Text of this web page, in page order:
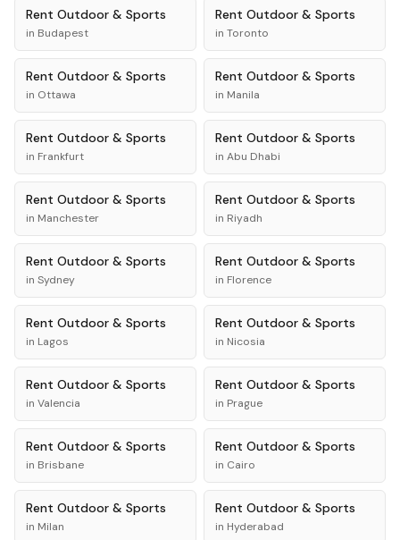
Rent Outdoor & Sports
in Budapest
Rent Outdoor & Sports
in Toronto
Rent Outdoor & Sports
in Ottawa
Rent Outdoor & Sports
in Manila
Rent Outdoor & Sports
in Frankfurt
Rent Outdoor & Sports
in Abu Dhabi
Rent Outdoor & Sports
in Manchester
Rent Outdoor & Sports
in Riyadh
Rent Outdoor & Sports
in Sydney
Rent Outdoor & Sports
in Florence
Rent Outdoor & Sports
in Lagos
Rent Outdoor & Sports
in Nicosia
Rent Outdoor & Sports
in Valencia
Rent Outdoor & Sports
in Prague
Rent Outdoor & Sports
in Brisbane
Rent Outdoor & Sports
in Cairo
Rent Outdoor & Sports
in Milan
Rent Outdoor & Sports
in Hyderabad